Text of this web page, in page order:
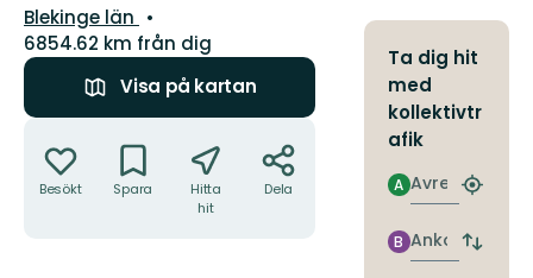
Län:
Blekinge län
6854.62 km från dig
Visa på kartan
Besökt Spara
Hitta
hit
Dela
Ta dig hit
med
kollektivtr
afik
Avresa
A
Hitta
Ankomst
B
Byt